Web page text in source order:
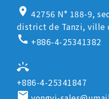
location_on 42756 N° 188-9,
district de Tanzi, ville
call +886-4-25341382
ring_volume
+886-4-25341847
email